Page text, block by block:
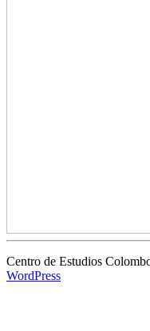
Centro de Estudios
WordPress